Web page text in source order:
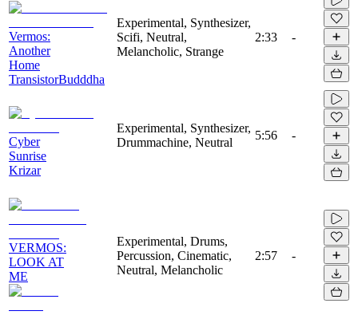
Vermos:
Another
Home
TransistorBudddha
Experimental, Synthesizer,
Scifi, Neutral,
Melancholic, Strange
2:33 -
Cyber
Sunrise
Krizar
Experimental, Synthesizer,
Drummachine, Neutral
5:56 -
VERMOS:
LOOK AT
ME
Experimental, Drums,
Percussion, Cinematic,
Neutral, Melancholic
2:57 -